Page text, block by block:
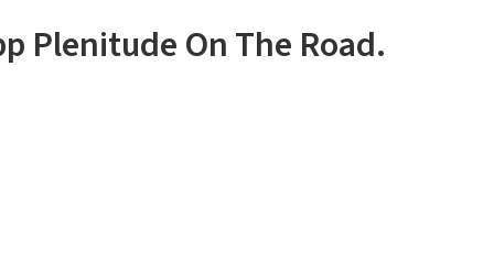
Plenitude On The Road.